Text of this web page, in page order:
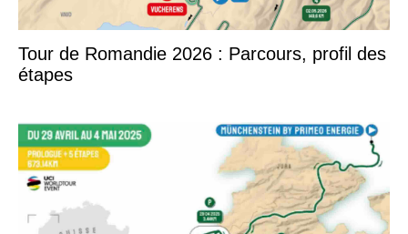
Tour de Romandie 2026 : Parcours, profil des
étapes